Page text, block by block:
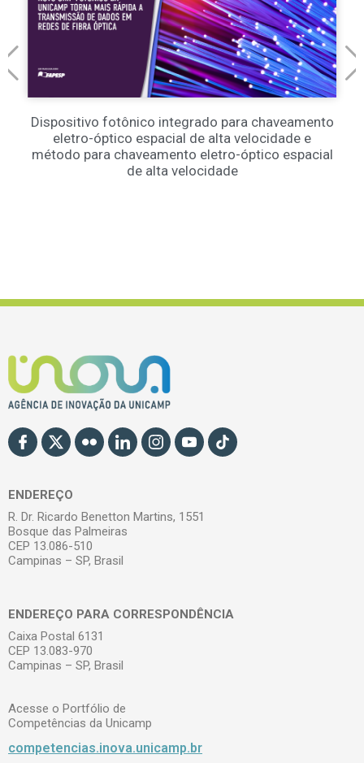
Dispositivo fotônico integrado para chaveamento
eletro-óptico espacial de alta velocidade e
método para chaveamento eletro-óptico espacial
de alta velocidade
ENDEREÇO
R. Dr. Ricardo Benetton Martins, 1551
Bosque das Palmeiras
CEP 13.086-510
Campinas – SP, Brasil
ENDEREÇO PARA CORRESPONDÊNCIA
Caixa Postal 6131
CEP 13.083-970
Campinas – SP, Brasil
Acesse o Portfólio de
Competências da Unicamp
competencias.inova.unicamp.br